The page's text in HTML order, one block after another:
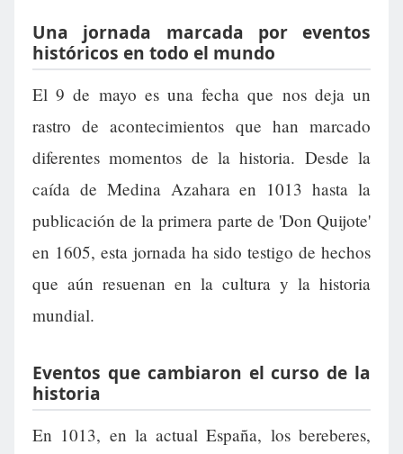
Una jornada marcada por eventos
históricos en todo el mundo
El 9 de mayo es una fecha que nos deja un
rastro de acontecimientos que han marcado
diferentes momentos de la historia. Desde la
caída de Medina Azahara en 1013 hasta la
publicación de la primera parte de 'Don Quijote'
en 1605, esta jornada ha sido testigo de hechos
que aún resuenan en la cultura y la historia
mundial.
Eventos que cambiaron el curso de la
historia
En 1013, en la actual España, los bereberes,